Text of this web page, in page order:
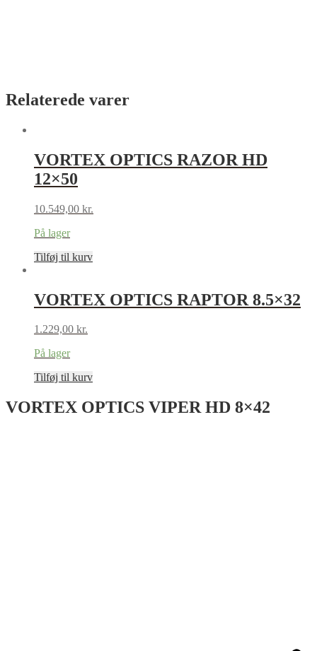
Relaterede varer
VORTEX OPTICS RAZOR HD
12×50
10.549,00 kr.
På lager
Tilføj til kurv
VORTEX OPTICS RAPTOR 8.5×32
1.229,00 kr.
På lager
Tilføj til kurv
VORTEX OPTICS VIPER HD 8×42